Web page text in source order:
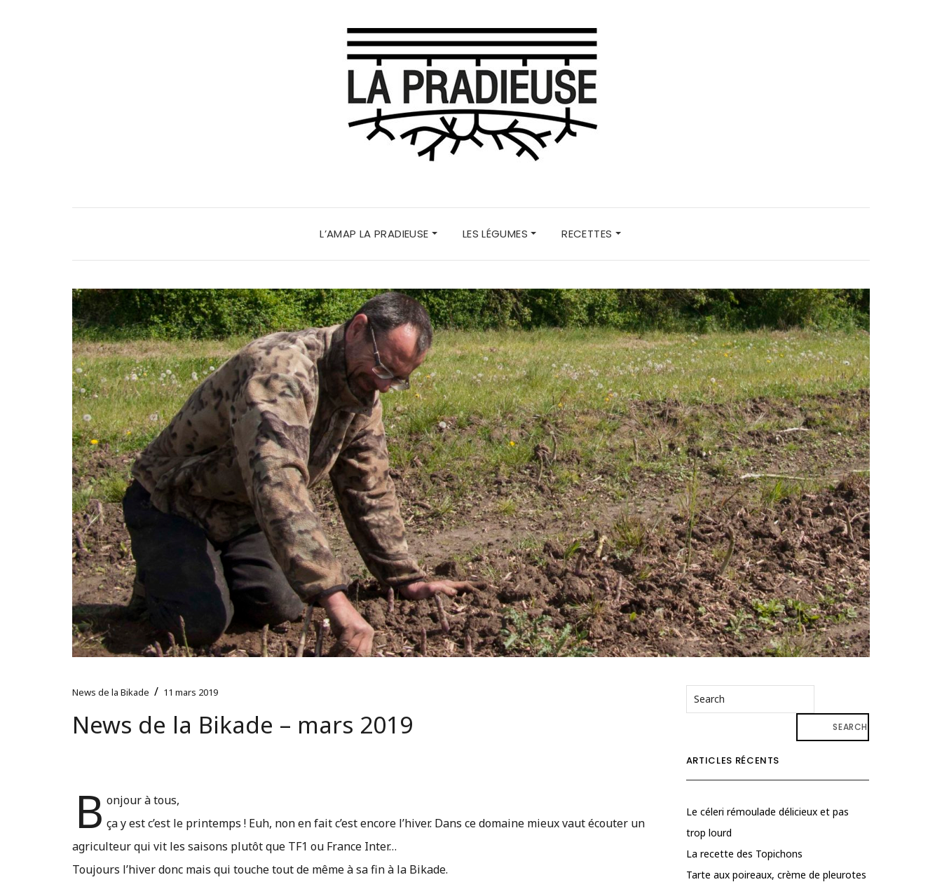
L’AMAP LA PRADIEUSE LES LÉGUMES RECETTES
News de la Bikade / 11 mars 2019
News de la Bikade – mars 2019
B onjour à tous,
ça y est c’est le printemps ! Euh, non en fait c’est encore l’hiver. Dans ce domaine mieux vaut écouter un
agriculteur qui vit les saisons plutôt que TF1 ou France Inter…
Toujours l’hiver donc mais qui touche tout de même à sa fin à la Bikade.
SEARCH
ARTICLES RÉCENTS
Le céleri rémoulade délicieux et pas
trop lourd
La recette des Topichons
Tarte aux poireaux, crème de pleurotes